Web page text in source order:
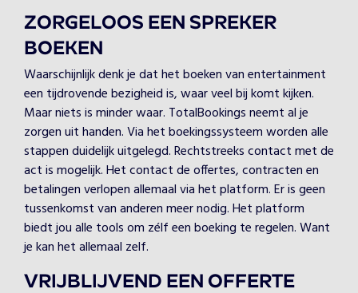
ZORGELOOS EEN SPREKER
BOEKEN
Waarschijnlijk denk je dat het boeken van entertainment
een tijdrovende bezigheid is, waar veel bij komt kijken.
Maar niets is minder waar. TotalBookings neemt al je
zorgen uit handen. Via het boekingssysteem worden alle
stappen duidelijk uitgelegd. Rechtstreeks contact met de
act is mogelijk. Het contact de offertes, contracten en
betalingen verlopen allemaal via het platform. Er is geen
tussenkomst van anderen meer nodig. Het platform
biedt jou alle tools om zélf een boeking te regelen. Want
je kan het allemaal zelf.
VRIJBLIJVEND EEN OFFERTE